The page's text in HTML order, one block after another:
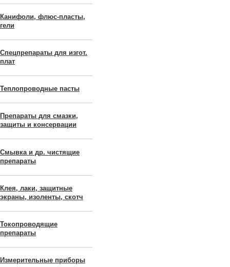
Канифоли, флюс-пласты,
гели
Спецпрепараты для изгот.
плат
Теплопроводные пасты
Препараты для смазки,
защиты и консервации
Смывка и др. чистящие
препараты
Клея, лаки, защитные
экраны, изоленты, скотч
Токопроводящие
препараты
Измерительные приборы